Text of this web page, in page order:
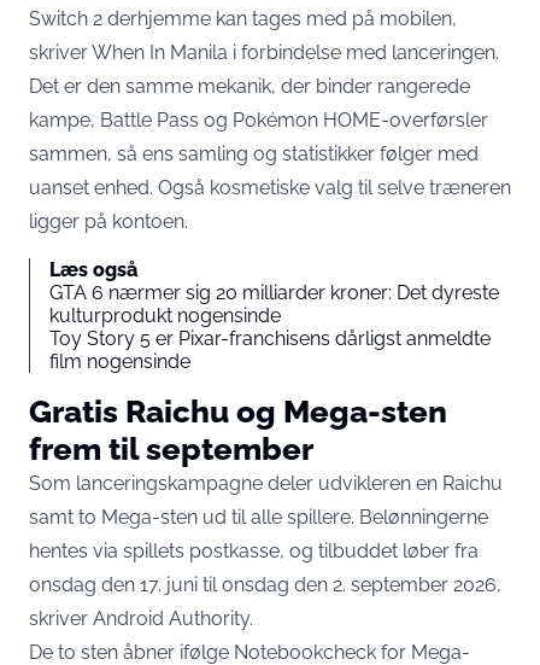
Switch 2 derhjemme kan tages med på mobilen,
skriver When In Manila i forbindelse med lanceringen.
Det er den samme mekanik, der binder rangerede
kampe, Battle Pass og Pokémon HOME-overførsler
sammen, så ens samling og statistikker følger med
uanset enhed. Også kosmetiske valg til selve træneren
ligger på kontoen.
Læs også
GTA 6 nærmer sig 20 milliarder kroner: Det dyreste
kulturprodukt nogensinde
Toy Story 5 er Pixar-franchisens dårligst anmeldte
film nogensinde
Gratis Raichu og Mega-sten
frem til september
Som lanceringskampagne deler udvikleren en Raichu
samt to Mega-sten ud til alle spillere. Belønningerne
hentes via spillets postkasse, og tilbuddet løber fra
onsdag den 17. juni til onsdag den 2. september 2026,
skriver Android Authority.
De to sten åbner ifølge Notebookcheck for Mega-